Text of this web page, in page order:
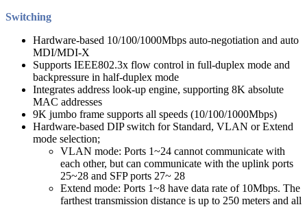
Switching
Hardware-based 10/100/1000Mbps auto-negotiation and auto
MDI/MDI-X
Supports IEEE802.3x flow control in full-duplex mode and
backpressure in half-duplex mode
Integrates address look-up engine, supporting 8K absolute
MAC addresses
9K jumbo frame supports all speeds (10/100/1000Mbps)
Hardware-based DIP switch for Standard, VLAN or Extend
mode selection;
VLAN mode: Ports 1~24 cannot communicate with
each other, but can communicate with the uplink ports
25~28 and SFP ports 27~ 28
Extend mode: Ports 1~8 have data rate of 10Mbps. The
farthest transmission distance is up to 250 meters and all